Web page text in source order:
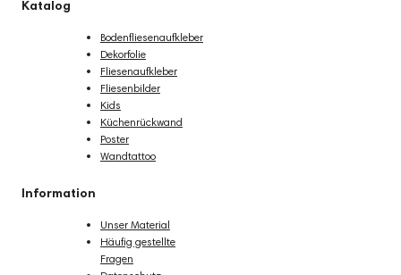
Katalog
Bodenfliesenaufkleber
Dekorfolie
Fliesenaufkleber
Fliesenbilder
Kids
Küchenrückwand
Poster
Wandtattoo
Information
Unser Material
Häufig gestellte
Fragen